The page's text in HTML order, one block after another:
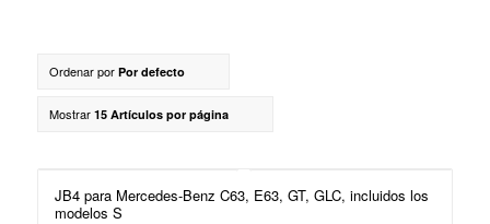
Ordenar por Por defecto
Mostrar 15 Artículos por página
JB4 para Mercedes-Benz C63, E63, GT, GLC, incluidos los
modelos S